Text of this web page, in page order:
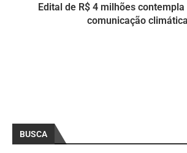
Edital de R$ 4 milhões
comunicação climática
BUSCA